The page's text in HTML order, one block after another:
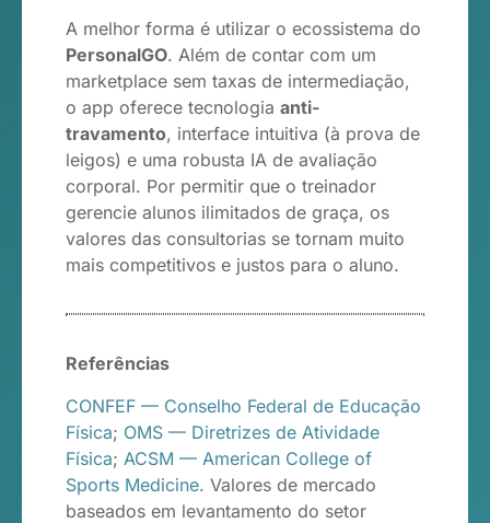
A melhor forma é utilizar o ecossistema do
PersonalGO. Além de contar com um
marketplace sem taxas de intermediação,
o app oferece tecnologia anti-
travamento, interface intuitiva (à prova de
leigos) e uma robusta IA de avaliação
corporal. Por permitir que o treinador
gerencie alunos ilimitados de graça, os
valores das consultorias se tornam muito
mais competitivos e justos para o aluno.
Referências
CONFEF — Conselho Federal de Educação
Física; OMS — Diretrizes de Atividade
Física; ACSM — American College of
Sports Medicine. Valores de mercado
baseados em levantamento do setor